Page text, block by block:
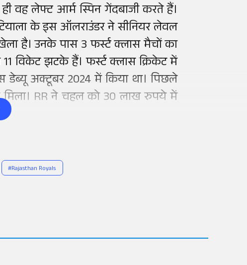
वह लेफ्ट आर्म स्पिन गेंदबाजी करते हैं।
के इस ऑलराउंडर ने सीनियर लेवल
है। उनके पास 3 फर्स्ट क्लास मैचों का
विकेट झटके हैं। फर्स्ट क्लास क्रिकेट में
डेब्यू अक्टूबर 2024 में किया था। पिछले
RR ने चहल को 30 लाख रुपये में
#Rajasthan Royals